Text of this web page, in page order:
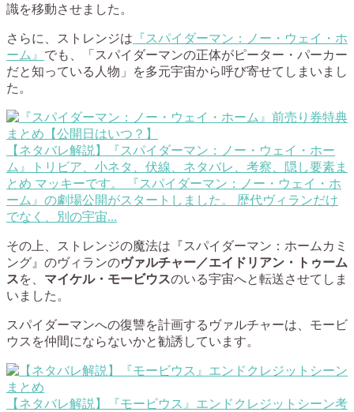
識を移動させました。
さらに、ストレンジは 『スパイダーマン：ノー・ウェイ・ホ
ーム』 でも、「スパイダーマンの正体がピーター・パーカー
だと知っている人物」を多元宇宙から呼び寄せてしまいまし
た。
【ネタバレ解説】『スパイダーマン：ノー・ウェイ・ホー
ム』トリビア、小ネタ、伏線、ネタバレ、考察、隠し要素ま
とめ マッキーです。 『スパイダーマン：ノー・ウェイ・ホ
ーム』の劇場公開がスタートしました。 歴代ヴィランだけ
でなく、別の宇宙...
その上、ストレンジの魔法は『スパイダーマン：ホームカミ
ング』のヴィランのヴァルチャー／エイドリアン・トゥーム
スを、 マイケル・モービウスのいる宇宙へと転送させてしま
いました。
スパイダーマンへの復讐を計画するヴァルチャーは、モービ
ウスを仲間にならないかと勧誘しています。
【ネタバレ解説】『モービウス』エンドクレジットシーン考